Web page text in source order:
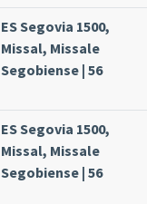
ES Segovia 1500,
Missal, Missale
Segobiense | 56
ES Segovia 1500,
Missal, Missale
Segobiense | 56